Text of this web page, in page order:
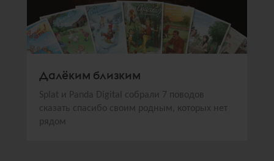
Далёким близким
Splat и Panda Digital собрали 7 поводов
сказать спасибо своим родным, которых нет
рядом